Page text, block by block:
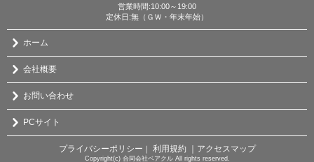
営業時間:10:00～19:00
定休日:無（ＧＷ・年末年始）
ホーム
会社概要
お問い合わせ
PCサイト
プライバシーポリシー ｜ 利用規約 ｜アクセスマップ
Copyright(c) 合同会社ベアクル All rights reserved.